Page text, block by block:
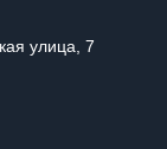
улица, 7